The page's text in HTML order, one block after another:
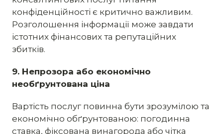
конфіденційності є критично важливим.
Розголошення інформації може завдати
істотних фінансових та репутаційних
збитків.
9. Непрозора або економічно
необґрунтована ціна
Вартість послуг повинна бути зрозумілою та
економічно обґрунтованою: погодинна
ставка, фіксована винагорода або чітка